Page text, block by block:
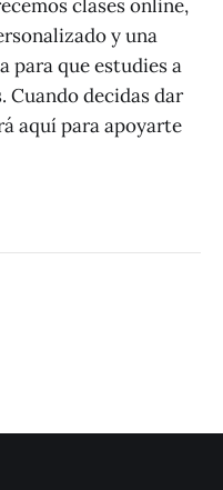
clases online,
y una
para que estudies a
Cuando decidas dar
aquí para apoyarte